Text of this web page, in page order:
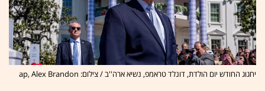
יחגוג החודש יום הולדת, דונלד טראמפ, נשיא ארה''ב / צילום: ap, Alex Brandon